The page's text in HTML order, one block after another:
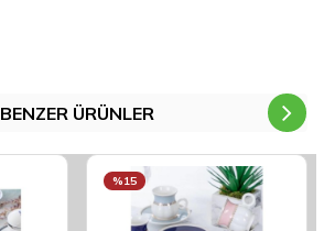
BENZER ÜRÜNLER
%15